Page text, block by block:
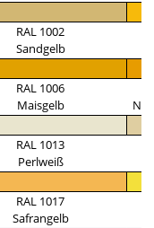
RAL 1002
Sandgelb
RAL 1006
Maisgelb
RAL 1013
Perlweiß
RAL 1017
Safrangelb